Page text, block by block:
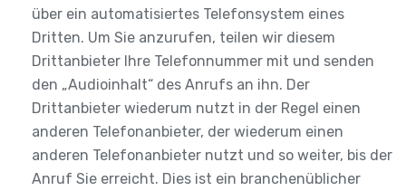
über ein automatisiertes Telefonsystem eines
Dritten. Um Sie anzurufen, teilen wir diesem
Drittanbieter Ihre Telefonnummer mit und senden
den „Audioinhalt“ des Anrufs an ihn. Der
Drittanbieter wiederum nutzt in der Regel einen
anderen Telefonanbieter, der wiederum einen
anderen Telefonanbieter nutzt und so weiter, bis der
Anruf Sie erreicht. Dies ist ein branchenüblicher